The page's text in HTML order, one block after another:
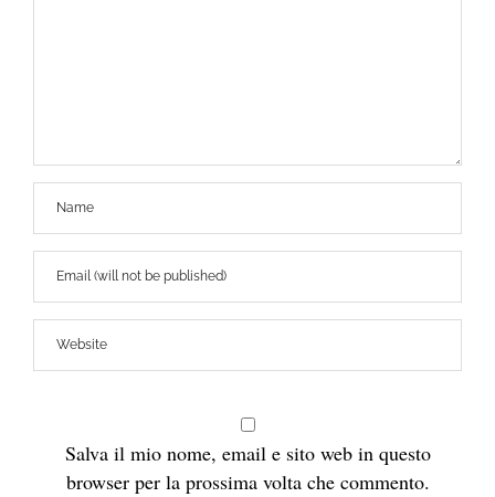
Salva il mio nome, email e sito web in questo
browser per la prossima volta che commento.